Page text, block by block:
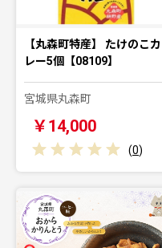
【丸森町特産】 たけのこカ
レー5個【08109】
宮城県丸森町
￥14,000
(0)